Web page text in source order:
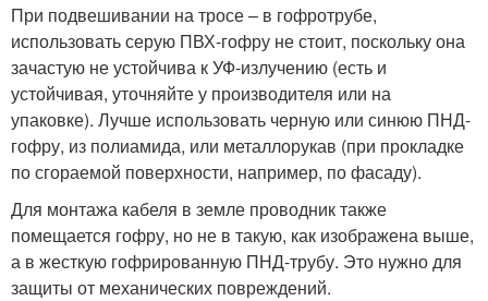
При подвешивании на тросе – в гофротрубе,
использовать серую ПВХ-гофру не стоит, поскольку она
зачастую не устойчива к УФ-излучению (есть и
устойчивая, уточняйте у производителя или на
упаковке). Лучше использовать черную или синюю ПНД-
гофру, из полиамида, или металлорукав (при прокладке
по сгораемой поверхности, например, по фасаду).
Для монтажа кабеля в земле проводник также
помещается гофру, но не в такую, как изображена выше,
а в жесткую гофрированную ПНД-трубу. Это нужно для
защиты от механических повреждений.